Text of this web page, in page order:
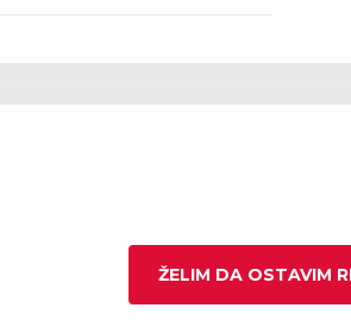
ŽELIM DA OSTAVIM